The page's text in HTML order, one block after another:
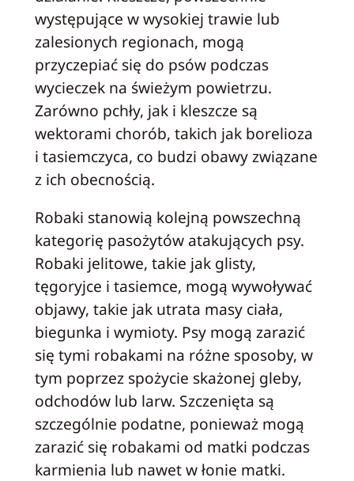
występujące w wysokiej trawie lub
zalesionych regionach, mogą
przyczepiać się do psów podczas
wycieczek na świeżym powietrzu.
Zarówno pchły, jak i kleszcze są
wektorami chorób, takich jak borelioza
i tasiemczyca, co budzi obawy związane
z ich obecnością.
Robaki stanowią kolejną powszechną
kategorię pasożytów atakujących psy.
Robaki jelitowe, takie jak glisty,
tęgoryjce i tasiemce, mogą wywoływać
objawy, takie jak utrata masy ciała,
biegunka i wymioty. Psy mogą zarazić
się tymi robakami na różne sposoby, w
tym poprzez spożycie skażonej gleby,
odchodów lub larw. Szczenięta są
szczególnie podatne, ponieważ mogą
zarazić się robakami od matki podczas
karmienia lub nawet w łonie matki.